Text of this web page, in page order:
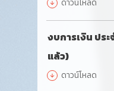
ดาวน์โหลด
งบการเงิน ปร
แล้ว)
ดาวน์โหลด